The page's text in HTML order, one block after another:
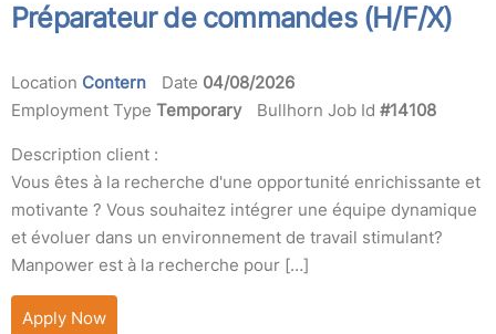
Préparateur de commandes (H/F/X)
Location Contern Date 04/08/2026
Employment Type Temporary Bullhorn Job Id #14108
Description client :
Vous êtes à la recherche d'une opportunité enrichissante et
motivante ? Vous souhaitez intégrer une équipe dynamique
et évoluer dans un environnement de travail stimulant?
Manpower est à la recherche pour […]
Apply Now